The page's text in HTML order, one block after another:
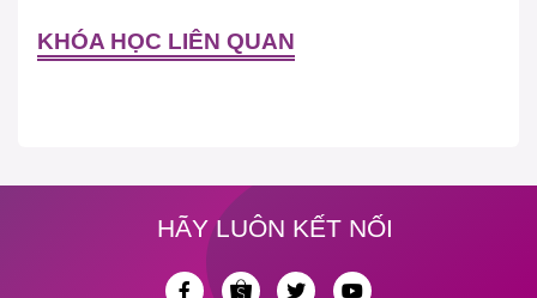
KHÓA HỌC LIÊN QUAN
HÃY LUÔN KẾT NỐI